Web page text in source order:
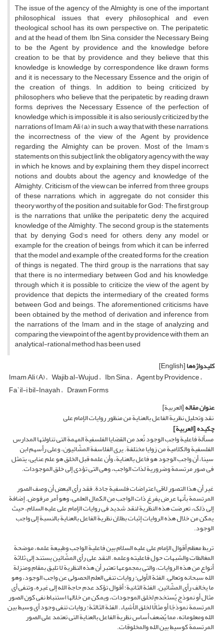
The issue of the agency of the Almighty is one of the important
philosophical issues that every philosophical and even
theological school has its own perspective on. The peripatetic,
and at the head of them, Ibn Sina, consider the Necessary Being
to be the Agent by providence and the knowledge before
creation to be that by providence, and they believe that this
knowledge is knowledge by correspondence like drawn forms
and it is necessary to the Necessary Essence and the origin of
the creation of things. In addition to being criticized by
philosophers, who believe that the peripatetic, by reading drawn
forms, deprives the Necessary Essence of the perfection of
knowledge, which is impossible, it is also seriously criticized by the
narrations of Imam Ali (a), in such a way that with these narrations,
the incorrectness of the view of the Agent by providence
regarding the Almighty can be proven. Most of the Imam's
statements on this subject link the obligatory agency with the way
in which he knows, and by explaining them, they dispel incorrect
notions and doubts about the agency and knowledge of the
Almighty. Criticism of the view can be inferred from three groups
of these narrations, which, in aggregate, do not consider this
theory worthy of the position and suitable for God: The first group
is the narrations that, unlike the peripatetic, deny the acquired
knowledge of the Almighty. The second group is the statements
that, by denying God's need for others, deny any model or
example for the creation of beings, from which it can be inferred
that the model and example of the created forms for the creation
of things is negated. The third group is the narrations that say
that there is no intermediary between God and his knowledge,
through which it is possible to criticize the view of the agent by
providence that depicts the intermediary of the created forms
between God and beings. The aforementioned criticisms have
been obtained by the method of derivation and inference from
the narrations of the Imam, and in the stage of analyzing and
comparing the viewpoint of the agent by providence with them, an
analytical-rational method has been used
کلیدواژه‌ها[English]
Imam Ali (A) Wajib al-Wujud Ibn Sina Agent by Providence
Fa`il-i bil-Inayah Drawn Forms
عنوان مقاله[العربیة]
نقد وتحلیل نظریة الفاعل بالعنایة من منظور روایات الإمام علی
چکیده[العربیة]
مسألة فاعلیة واجب الوجود تُعد من القضایا الفلسفیة المهمة التی تناولتها المدارس
الفلسفیة والکلامیة من زوایا مختلفة. یرى الفلاسفة المشّائیون، وعلى رأسهم ابن
سینا، أن واجب الوجود هو فاعل بالعنایة، وأن علمه قبل الخلق هو علم عنایی، یتمثل
فی صور مرتسمة وضروریة لذات الواجب، وهی التی تؤدی إلى خلق الموجودات.
غیر أن هذا التصور لاقى اعتراضات فلسفیة جادة. فقد رأى البعض أن وصف الصور
المرتسمة بأنها عرض یفرغ ذات الواجب من الکمال العلمی، وهو أمر مرفوض. إضافة
إلى ذلک، تعرضت هذه النظریة لنقد شدید فی روایات الإمام علی علیه السلام، حیث
یمکن من خلال هذه الروایات إثبات بطلان نظریة الفاعل بالعنایة بالنسبة إلى واجب
الوجود.
تربط معظم أقوال الإمام علی علیه السلام بین فاعلیة الواجب وطبیعة علمه، موضحة
المغالطات والشبهات حول فاعلیته وعلمه. النقد على رأی المشّائین یستند إلى ثلاثة
أنواع من هذه الروایات، والتی بمجموعها تعتبر أن هذه النظریة لا تلیق بمقام ومنزلة
الله سبحانه وتعالى. الفئة الأولى: روایات تنفی العلم الحصولی عن واجب الوجود، وهو
ما یخالف رأی المشّائین. الفئة الثانیة: أقوال تؤکد عدم حاجة الله إلى غیره، وتنفی أی
مثال أو نموذج یُستخدم لخلق الموجودات، ویمکن من خلالها استنباط نفی کون الصور
المرتسمة نموذجًا أو مثالًا لخلق الأشیاء. الفئة الثالثة: روایات تنفی وجود أی وسیط بین
الله ومعلوماته، مما یُضعف أساس نظریة الفاعل بالعنایة التی تعتمد على الصور
المرتسمة کوسیط بین الله والمخلوقات.